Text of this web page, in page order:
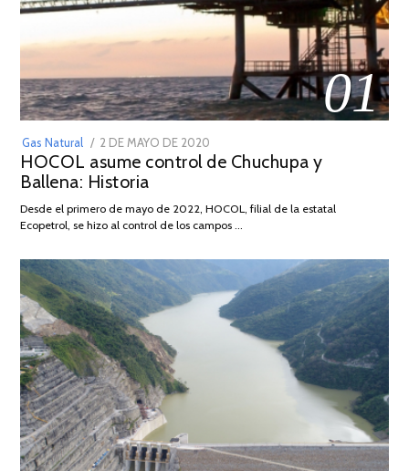
01
Gas Natural
POSTED
ON
2 DE MAYO DE 2020
DE
2026
HOCOL asume control de Chuchupa y
Ballena: Historia
Desde el primero de mayo de 2022, HOCOL, filial de la estatal
Ecopetrol, se hizo al control de los campos …